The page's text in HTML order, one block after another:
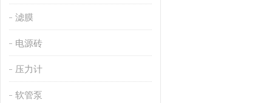
滤膜
电源砖
压力计
软管泵